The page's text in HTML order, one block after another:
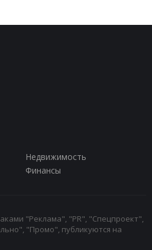
Недвижимость
Финансы
"Реклама", "PR", "Спецпроект",
"Промо", публикуются на